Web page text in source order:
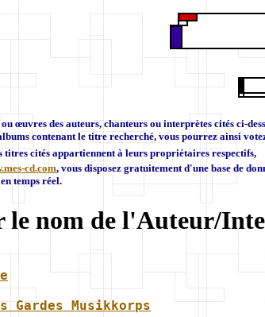
ou œuvres des auteurs, chanteurs ou interprètes cités ci-
contenant le titre recherché, vous pourrez ainsi
titres cités appartiennent à leurs propriétaires respectifs,
cd.com, vous disposez gratuitement d'une base de
temps réel.
le nom de l'Auteur/
Gardes Musikkorps